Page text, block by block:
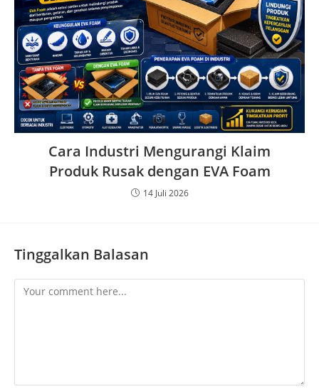
Cara Industri Mengurangi Klaim
Produk Rusak dengan EVA Foam
14 Juli 2026
Tinggalkan Balasan